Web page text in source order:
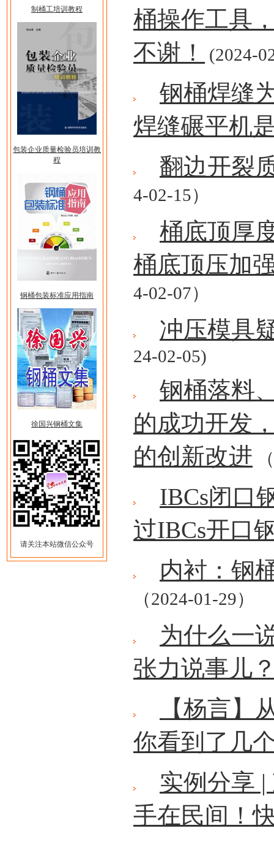
制桶工培训教程
包装企业质量检验员培训教
程
钢桶包装标准应用指南
徐国兴钢桶文集
请关注本站微信公众号
桶操作工具
不谢！
(2024-
钢桶焊缝
焊缝碾平机
翻边开裂
4-02-15）
桶底顶厚
桶底顶压加
4-02-07）
冲压模具
24-02-05)
钢桶落料
的成功开发
的创新改进
IBCs闭口
过IBCs开口
内衬：钢
（2024-01-29）
为什么一
张力说事儿
【杨言】
你看到了几
实例分享
手在民间！